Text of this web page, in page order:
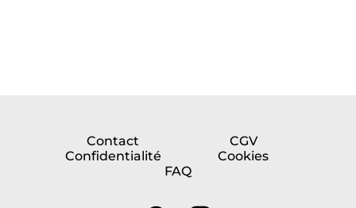
Contact
CGV
Confidentialité
Cookies
FAQ